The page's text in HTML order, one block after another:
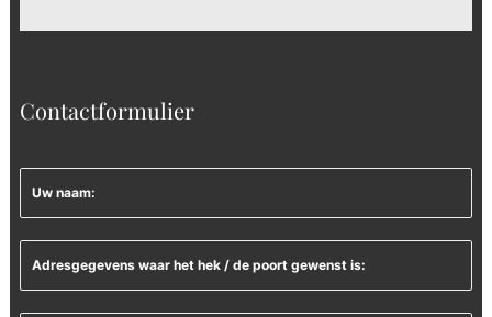
Contactformulier